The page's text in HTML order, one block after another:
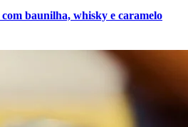
baunilha, whisky e caramelo